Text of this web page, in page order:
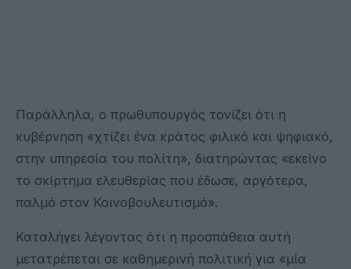
Παράλληλα, ο πρωθυπουργός τονίζει ότι η
κυβέρνηση «χτίζει ένα κράτος φιλικό και ψηφιακό,
στην υπηρεσία του πολίτη», διατηρώντας «εκείνο
το σκίρτημα ελευθερίας που έδωσε, αργότερα,
παλμό στον Κοινοβουλευτισμό».
Καταλήγει λέγοντας ότι η προσπάθεια αυτή
μετατρέπεται σε καθημερινή πολιτική για «μία